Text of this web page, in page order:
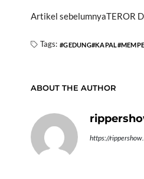
Artikel sebelumnyaTEROR
Tags: GEDUNG KAPAL
ABOUT THE AUTHOR
https://